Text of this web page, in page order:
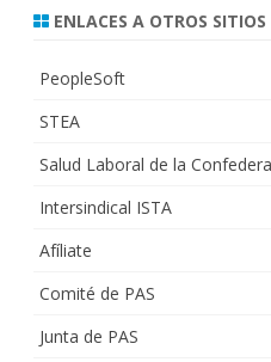
ENLACES A OTROS SITIOS
PeopleSoft
STEA
Salud Laboral de la
Intersindical ISTA
Afíliate
Comité de PAS
Junta de PAS